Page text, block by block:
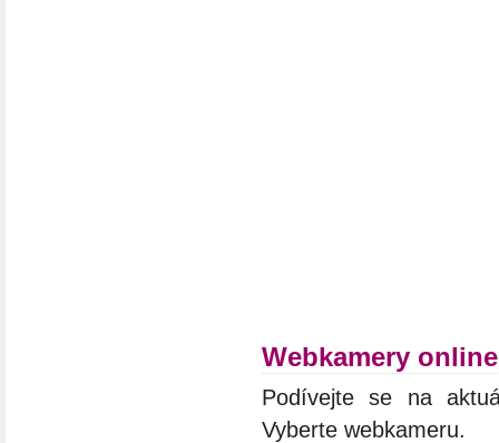
Webkamery
Podívejte se na
Vyberte webkameru.